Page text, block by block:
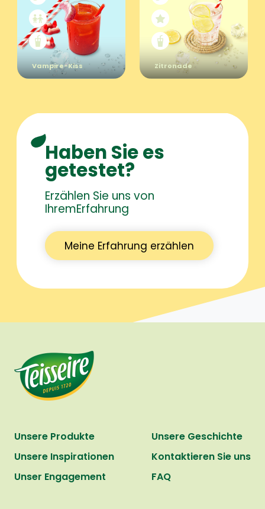
Vampire-Kiss Zitronade
Haben Sie es
getestet?
Erzählen Sie uns von
IhremErfahrung
Meine Erfahrung erzählen
Unsere Produkte
Unsere Inspirationen
Unser Engagement
Unsere Geschichte
Kontaktieren Sie uns
FAQ